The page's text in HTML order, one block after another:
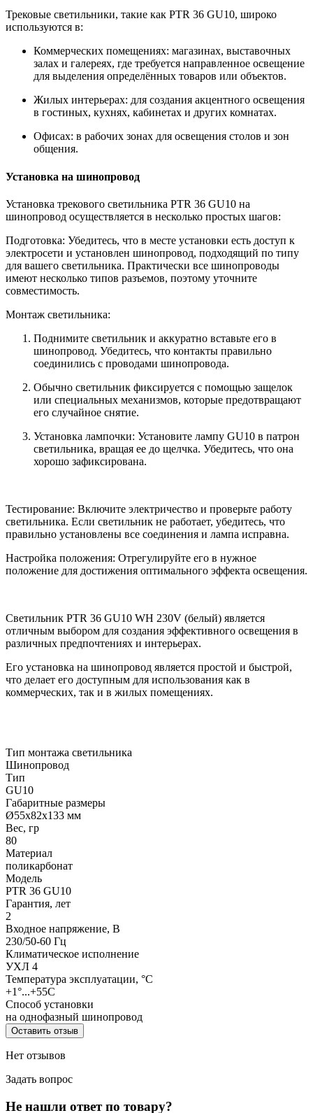
Трековые светильники, такие как PTR 36 GU10, широко
используются в:
Коммерческих помещениях: магазинах, выставочных
залах и галереях, где требуется направленное освещение
для выделения определённых товаров или объектов.
Жилых интерьерах: для создания акцентного освещения
в гостиных, кухнях, кабинетах и других комнатах.
Офисах: в рабочих зонах для освещения столов и зон
общения.
Установка на шинопровод
Установка трекового светильника PTR 36 GU10 на
шинопровод осуществляется в несколько простых шагов:
Подготовка: Убедитесь, что в месте установки есть доступ к
электросети и установлен шинопровод, подходящий по типу
для вашего светильника. Практически все шинопроводы
имеют несколько типов разъемов, поэтому уточните
совместимость.
Монтаж светильника:
Поднимите светильник и аккуратно вставьте его в
шинопровод. Убедитесь, что контакты правильно
соединились с проводами шинопровода.
Обычно светильник фиксируется с помощью защелок
или специальных механизмов, которые предотвращают
его случайное снятие.
Установка лампочки: Установите лампу GU10 в патрон
светильника, вращая ее до щелчка. Убедитесь, что она
хорошо зафиксирована.
Тестирование: Включите электричество и проверьте работу
светильника. Если светильник не работает, убедитесь, что
правильно установлены все соединения и лампа исправна.
Настройка положения: Отрегулируйте его в нужное
положение для достижения оптимального эффекта освещения.
Светильник PTR 36 GU10 WH 230V (белый) является
отличным выбором для создания эффективного освещения в
различных предпочтениях и интерьерах.
Его установка на шинопровод является простой и быстрой,
что делает его доступным для использования как в
коммерческих, так и в жилых помещениях.
Тип монтажа светильника
Шинопровод
Тип
GU10
Габаритные размеры
Ø55x82x133 мм
Вес, гр
80
Материал
поликарбонат
Модель
PTR 36 GU10
Гарантия, лет
2
Входное напряжение, В
230/50-60 Гц
Климатическое исполнение
УХЛ 4
Температура эксплуатации, °С
+1°...+55C
Способ установки
на однофазный шинопровод
Оставить отзыв
Нет отзывов
Задать вопрос
Не нашли ответ по товару?